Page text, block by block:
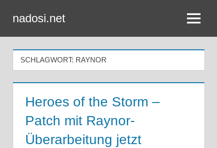
Inhalt
springen
nadosi.net Menü
SCHLAGWORT: RAYNOR
Heroes of the Storm –
Patch mit Raynor-
Überarbeitung jetzt